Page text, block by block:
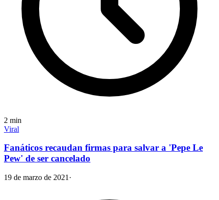
2 min
Viral
Fanáticos recaudan firmas para salvar a 'Pepe Le
Pew' de ser cancelado
19 de marzo de 2021 ·